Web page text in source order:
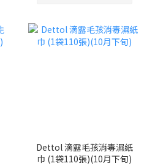
Dettol 滴露毛孩消毒濕紙
巾 (1袋110張)(10月下旬)